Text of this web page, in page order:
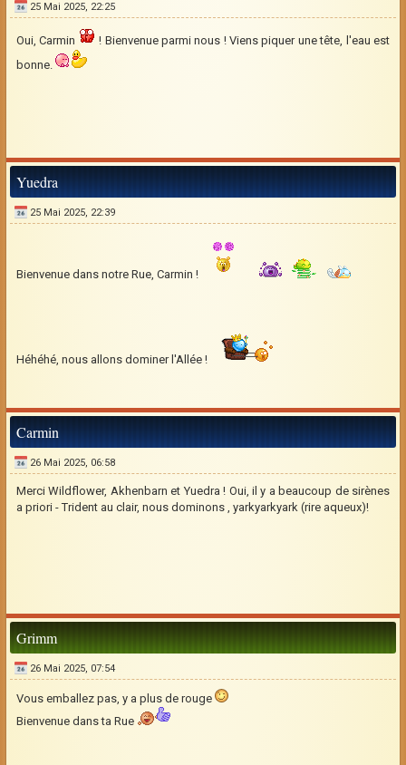
25 Mai 2025, 22:25
Oui, Carmin
! Bienvenue parmi nous ! Viens piquer une tête, l'eau est
bonne.
Yuedra
25 Mai 2025, 22:39
Bienvenue dans notre Rue, Carmin !
Héhéhé, nous allons dominer l'Allée !
Carmin
26 Mai 2025, 06:58
Merci Wildflower, Akhenbarn et Yuedra ! Oui, il y a beaucoup de sirènes
a priori - Trident au clair, nous dominons , yarkyarkyark (rire aqueux)!
Grimm
26 Mai 2025, 07:54
Vous emballez pas, y a plus de rouge
Bienvenue dans ta Rue